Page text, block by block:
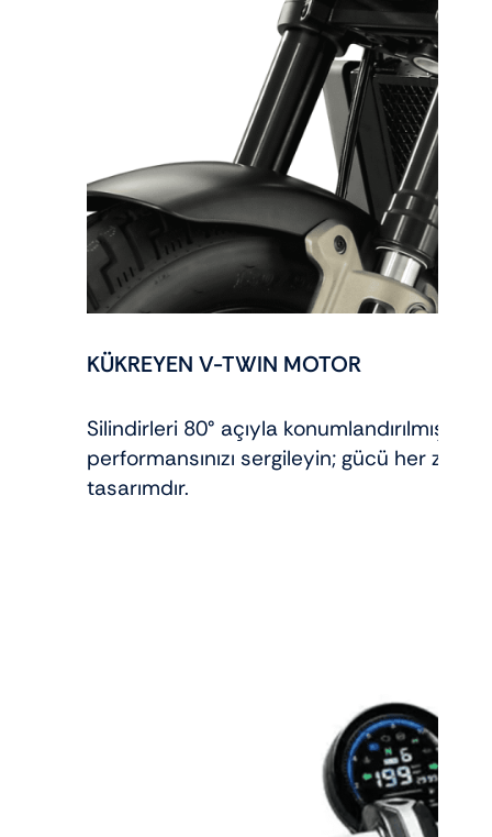
KÜKREYEN V-TWIN MOTOR
Silindirleri 80° açıyla konumlandırılmış
performansınızı sergileyin; gücü her
tasarımdır.